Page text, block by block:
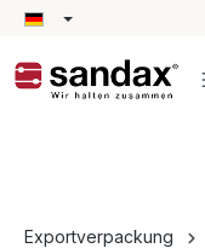
springen
Exportverpackung